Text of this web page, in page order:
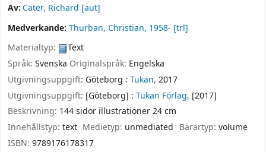
Av:Cater, Richard [aut]
Medverkande: Thurban, Christian, 1958- [trl]
Materialtyp:
Text
Språk: Svenska Originalspråk: Engelska
Utgivningsuppgift: Göteborg : Tukan, 2017
Utgivningsuppgift: [Göteborg] : Tukan Förlag, [2017]
Beskrivning: 144 sidor illustrationer 24 cm
Innehållstyp: text Medietyp: unmediated Bärartyp: volume
ISBN: 9789176178317